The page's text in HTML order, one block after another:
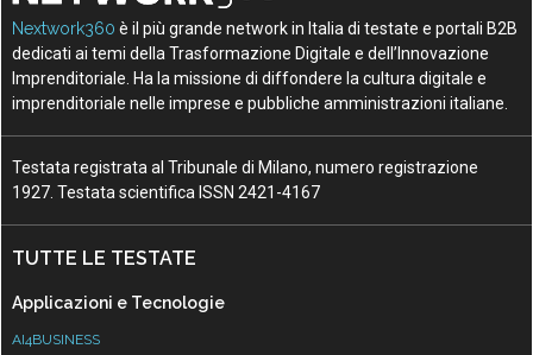
Nextwork360 è il più grande network in Italia di testate e portali B2B
dedicati ai temi della Trasformazione Digitale e dell’Innovazione
Imprenditoriale. Ha la missione di diffondere la cultura digitale e
imprenditoriale nelle imprese e pubbliche amministrazioni italiane.
Testata registrata al Tribunale di Milano, numero registrazione
1927. Testata scientifica ISSN 2421-4167
TUTTE LE TESTATE
Applicazioni e Tecnologie
AI4BUSINESS